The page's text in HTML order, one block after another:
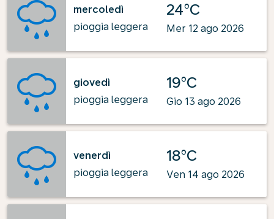
mercoledì
pioggia leggera
24°C
Mer 12 ago 2026
giovedì
pioggia leggera
19°C
Gio 13 ago 2026
venerdì
pioggia leggera
18°C
Ven 14 ago 2026